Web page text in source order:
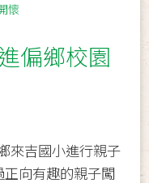
懷
偏鄉校園
來吉國小進行親子
向有趣的親子闖